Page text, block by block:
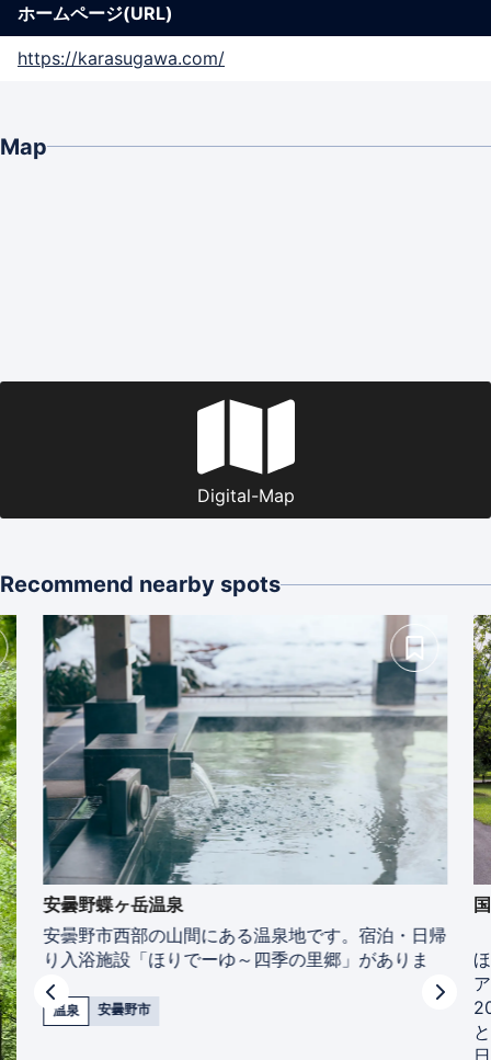
ホームページ(URL)
https://karasugawa.com/
Map
Digital-Map
Recommend nearby spots
安曇野蝶ヶ岳温泉
安曇野市西部の山間にある温泉地です。宿泊・日帰
り入浴施設「ほりでーゆ～四季の里郷」がありま
す。
温泉 安曇野市